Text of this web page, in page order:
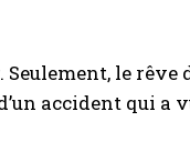
le rêve
accident qui a